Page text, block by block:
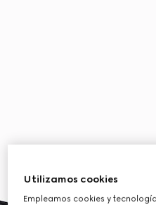
Utilizamos cookies
Empleamos cookies y